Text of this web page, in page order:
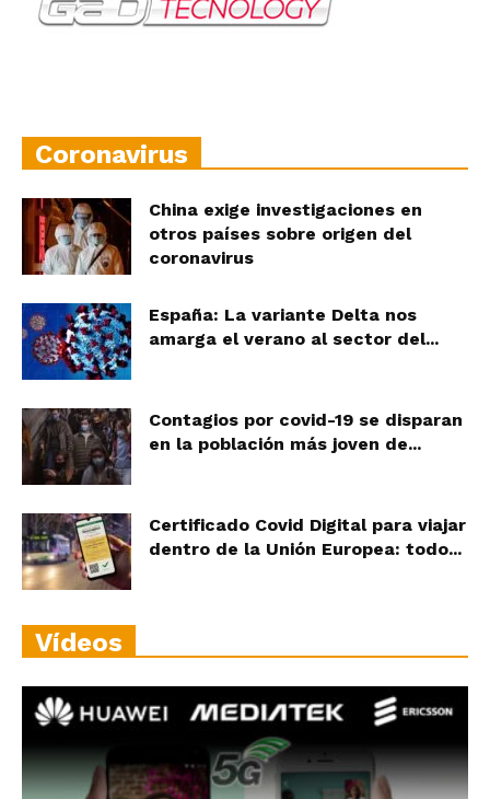
Coronavirus
China exige investigaciones en
otros países sobre origen del
coronavirus
España: La variante Delta nos
amarga el verano al sector del...
Contagios por covid-19 se disparan
en la población más joven de...
Certificado Covid Digital para viajar
dentro de la Unión Europea: todo...
Vídeos